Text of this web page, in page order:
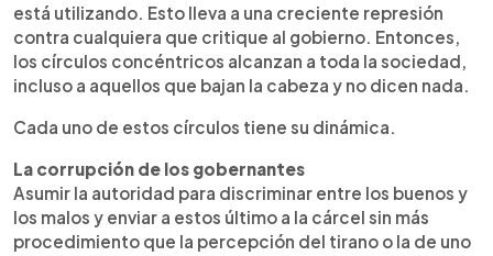
está utilizando. Esto lleva a una creciente represión
contra cualquiera que critique al gobierno. Entonces,
los círculos concéntricos alcanzan a toda la sociedad,
incluso a aquellos que bajan la cabeza y no dicen nada.
Cada uno de estos círculos tiene su dinámica.
La corrupción de los gobernantes
Asumir la autoridad para discriminar entre los buenos y
los malos y enviar a estos último a la cárcel sin más
procedimiento que la percepción del tirano o la de uno